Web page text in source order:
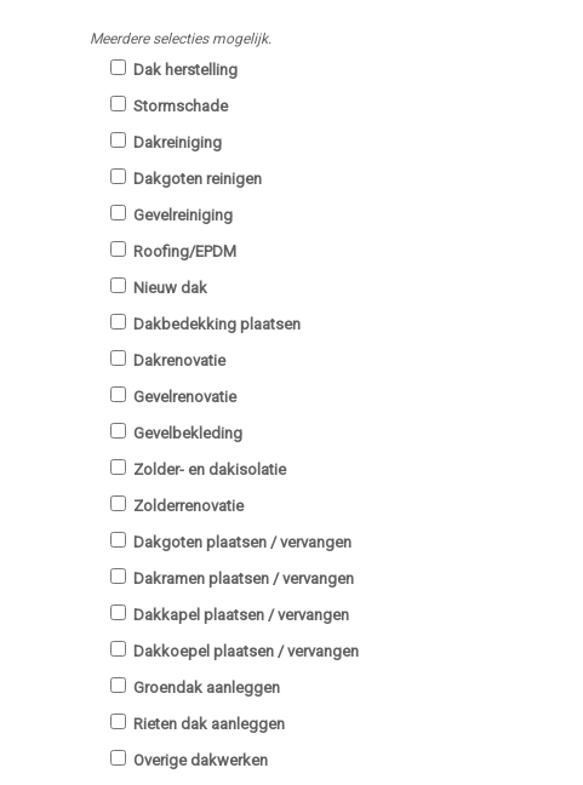
Meerdere selecties mogelijk.
Dak herstelling
Stormschade
Dakreiniging
Dakgoten reinigen
Gevelreiniging
Roofing/EPDM
Nieuw dak
Dakbedekking plaatsen
Dakrenovatie
Gevelrenovatie
Gevelbekleding
Zolder- en dakisolatie
Zolderrenovatie
Dakgoten plaatsen / vervangen
Dakramen plaatsen / vervangen
Dakkapel plaatsen / vervangen
Dakkoepel plaatsen / vervangen
Groendak aanleggen
Rieten dak aanleggen
Overige dakwerken